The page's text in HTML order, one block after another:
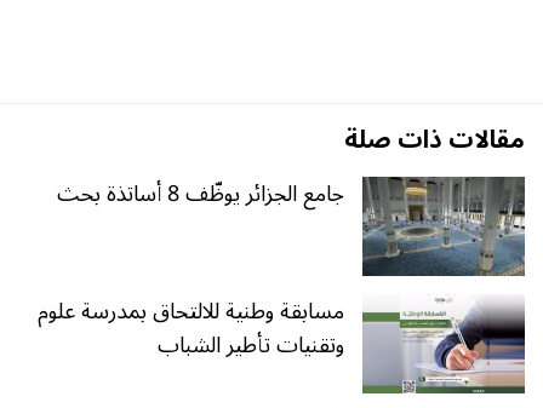
مقالات ذات صلة
جامع الجزائر يوظّف 8 أساتذة بحث
مسابقة وطنية للالتحاق بمدرسة علوم
وتقنيات تأطير الشباب